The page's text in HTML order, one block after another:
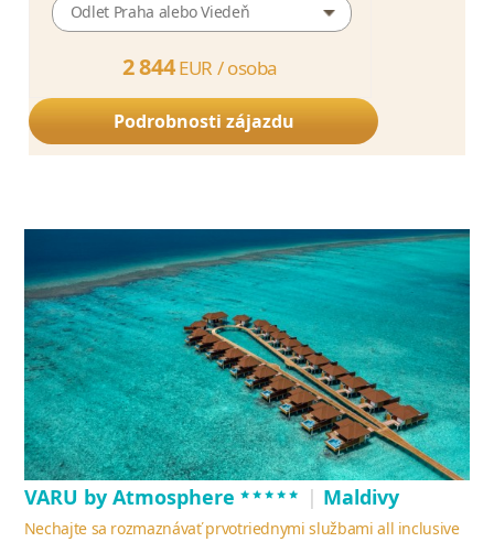
Odlet Praha alebo Viedeň
2 844 EUR /osoba
Podrobnosti zájazdu
VARU by Atmosphere ***** | Maldivy
Nechajte sa rozmaznávať prvotriednymi službami all inclusive